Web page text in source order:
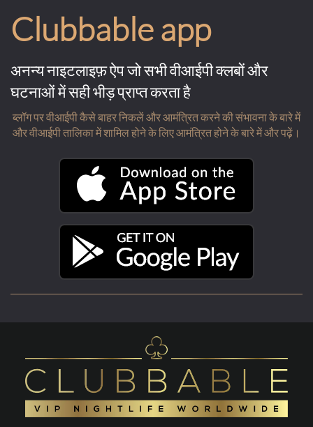
Clubbable app
अनन्य नाइटलाइफ़ ऐप जो सभी वीआईपी क्लबों और
घटनाओं में सही भीड़ प्राप्त करता है
ब्लॉग पर वीआईपी कैसे बाहर निकलें और आमंत्रित करने की संभावना के बारे में
और वीआईपी तालिका में शामिल होने के लिए आमंत्रित होने के बारे में और पढ़ें।